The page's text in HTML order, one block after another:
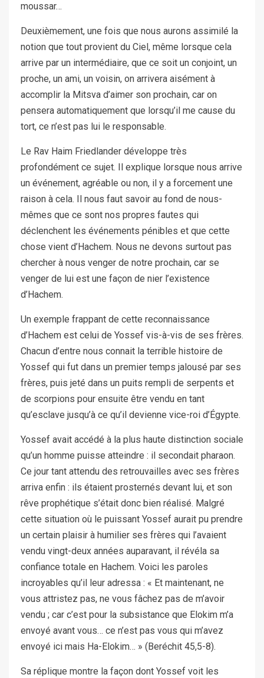
moussar…
Deuxièmement, une fois que nous aurons assimilé la
notion que tout provient du Ciel, même lorsque cela
arrive par un intermédiaire, que ce soit un conjoint, un
proche, un ami, un voisin, on arrivera aisément à
accomplir la Mitsva d’aimer son prochain, car on
pensera automatiquement que lorsqu’il me cause du
tort, ce n’est pas lui le responsable.
Le Rav Haim Friedlander développe très
profondément ce sujet. Il explique lorsque nous arrive
un événement, agréable ou non, il y a forcement une
raison à cela. Il nous faut savoir au fond de nous-
mêmes que ce sont nos propres fautes qui
déclenchent les événements pénibles et que cette
chose vient d’Hachem. Nous ne devons surtout pas
chercher à nous venger de notre prochain, car se
venger de lui est une façon de nier l’existence
d’Hachem.
Un exemple frappant de cette reconnaissance
d’Hachem est celui de Yossef vis-à-vis de ses frères.
Chacun d’entre nous connait la terrible histoire de
Yossef qui fut dans un premier temps jalousé par ses
frères, puis jeté dans un puits rempli de serpents et
de scorpions pour ensuite être vendu en tant
qu’esclave jusqu’à ce qu’il devienne vice-roi d’Égypte.
Yossef avait accédé à la plus haute distinction sociale
qu’un homme puisse atteindre : il secondait pharaon.
Ce jour tant attendu des retrouvailles avec ses frères
arriva enfin : ils étaient prosternés devant lui, et son
rêve prophétique s’était donc bien réalisé. Malgré
cette situation où le puissant Yossef aurait pu prendre
un certain plaisir à humilier ses frères qui l’avaient
vendu vingt-deux années auparavant, il révéla sa
confiance totale en Hachem. Voici les paroles
incroyables qu’il leur adressa : « Et maintenant, ne
vous attristez pas, ne vous fâchez pas de m’avoir
vendu ; car c’est pour la subsistance que Elokim m’a
envoyé avant vous… ce n’est pas vous qui m’avez
envoyé ici mais Ha-Elokim… » (Beréchit 45,5-8).
Sa réplique montre la façon dont Yossef voit les